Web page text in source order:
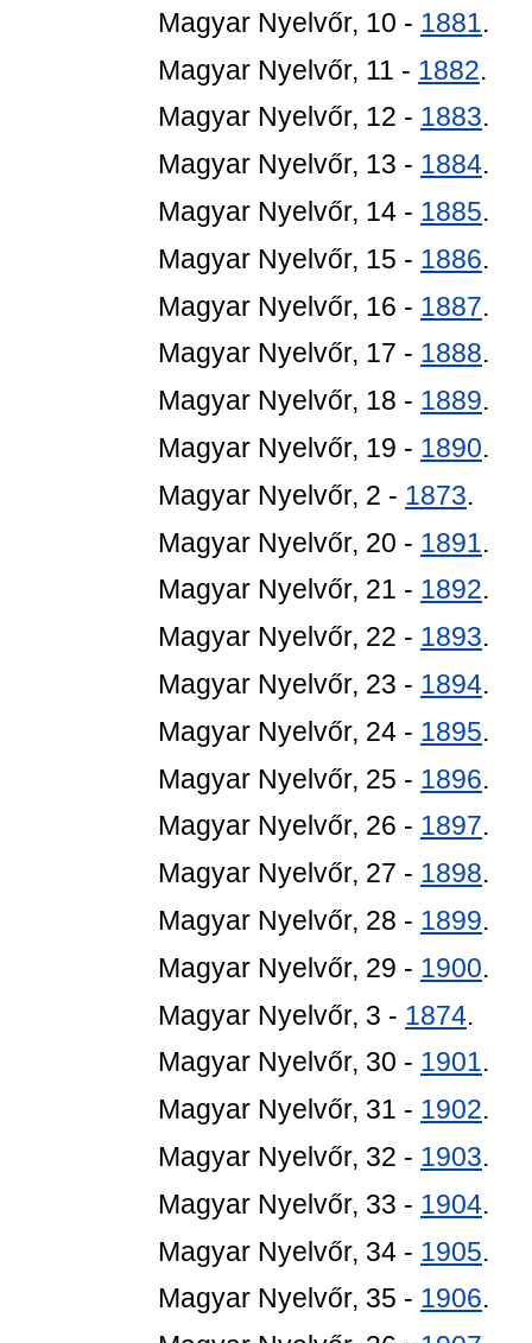
Magyar Nyelvőr, 10 - 1881.
Magyar Nyelvőr, 11 - 1882.
Magyar Nyelvőr, 12 - 1883.
Magyar Nyelvőr, 13 - 1884.
Magyar Nyelvőr, 14 - 1885.
Magyar Nyelvőr, 15 - 1886.
Magyar Nyelvőr, 16 - 1887.
Magyar Nyelvőr, 17 - 1888.
Magyar Nyelvőr, 18 - 1889.
Magyar Nyelvőr, 19 - 1890.
Magyar Nyelvőr, 2 - 1873.
Magyar Nyelvőr, 20 - 1891.
Magyar Nyelvőr, 21 - 1892.
Magyar Nyelvőr, 22 - 1893.
Magyar Nyelvőr, 23 - 1894.
Magyar Nyelvőr, 24 - 1895.
Magyar Nyelvőr, 25 - 1896.
Magyar Nyelvőr, 26 - 1897.
Magyar Nyelvőr, 27 - 1898.
Magyar Nyelvőr, 28 - 1899.
Magyar Nyelvőr, 29 - 1900.
Magyar Nyelvőr, 3 - 1874.
Magyar Nyelvőr, 30 - 1901.
Magyar Nyelvőr, 31 - 1902.
Magyar Nyelvőr, 32 - 1903.
Magyar Nyelvőr, 33 - 1904.
Magyar Nyelvőr, 34 - 1905.
Magyar Nyelvőr, 35 - 1906.